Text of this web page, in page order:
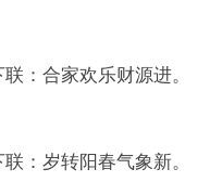
：合家欢乐财源进。
：岁转阳春气象新。